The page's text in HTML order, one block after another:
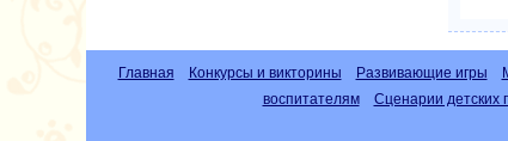
Главная Конкурсы и викторины Развивающие игры
воспитателям
Сценарии детских